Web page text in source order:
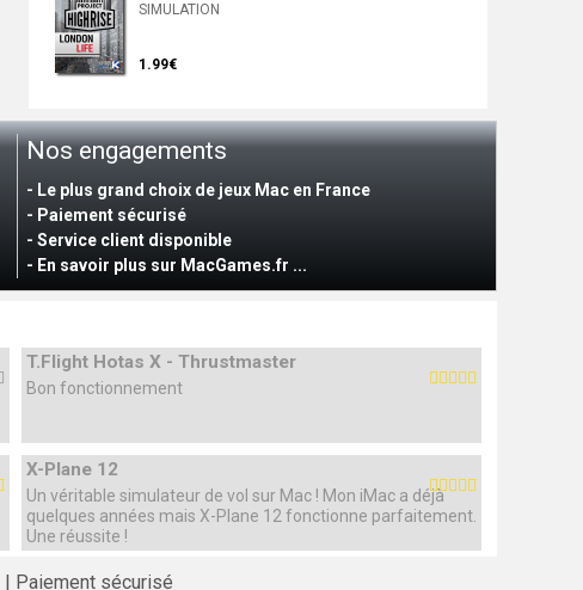
SIMULATION
1.99€
Nos engagements
- Le plus grand choix de jeux Mac en France
- Paiement sécurisé
- Service client disponible
- En savoir plus sur MacGames.fr ...
T.Flight Hotas X - Thrustmaster
Bon fonctionnement
X-Plane 12
Un véritable simulateur de vol sur Mac ! Mon iMac a déjà
quelques années mais X-Plane 12 fonctionne parfaitement.
Une réussite !
Paiement sécurisé